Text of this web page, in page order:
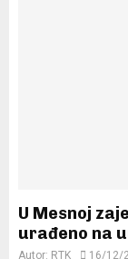
U Mesnoj
urađeno na
Autor: RTK 16/12/